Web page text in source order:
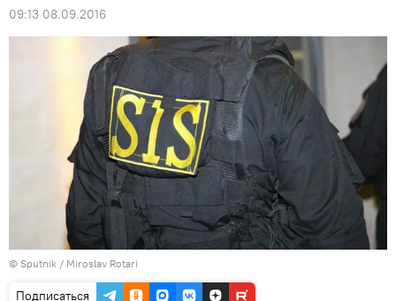
09:13 08.09.2016
© Sputnik / Miroslav Rotari
Подписаться